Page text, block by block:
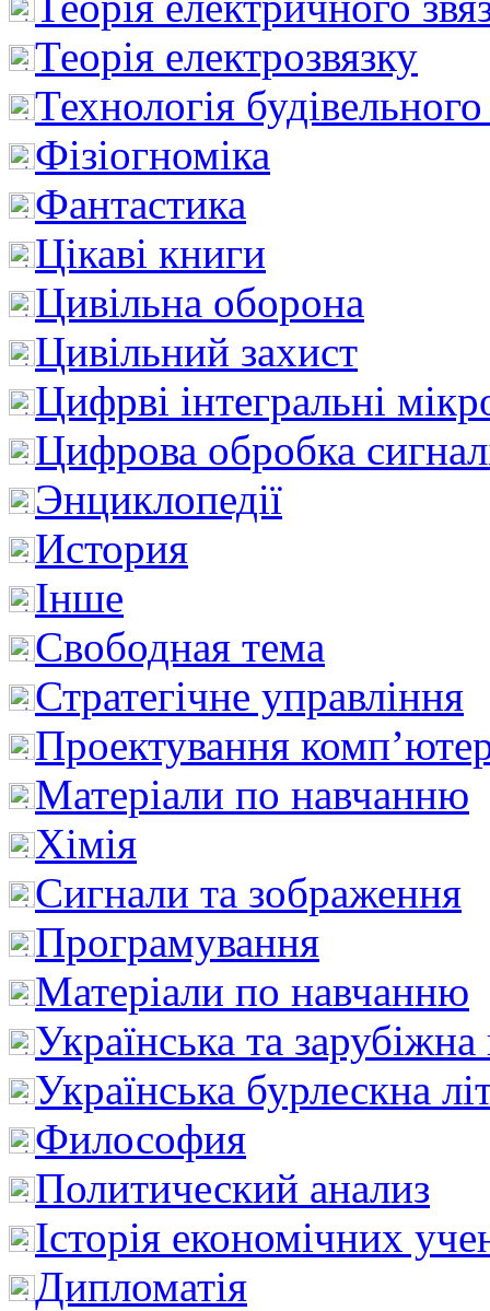
Теорія електрозвязку
Технологія
Фізіогноміка
Фантастика
Цікаві книги
Цивільна оборона
Цивільний захист
Цифрві інтегральні
Цифрова обробка
Энциклопедії
История
Інше
Свободная тема
Стратегічне управління
Проектування
Матеріали по навчанню
Хімія
Сигнали та зображення
Програмування
Матеріали по навчанню
Українська та зарубіжна
Українська бурлескна
Философия
Политический анализ
Історія економічних
Дипломатія